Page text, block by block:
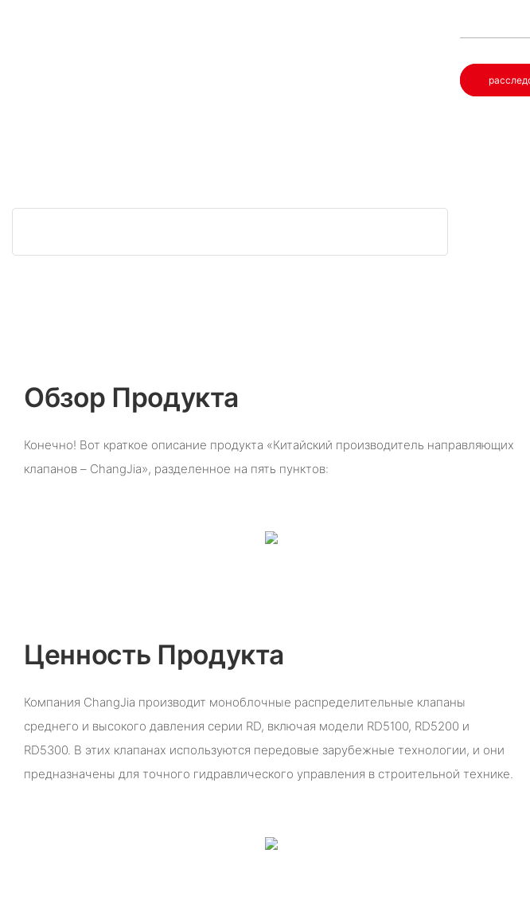
Обзор Продукта
Конечно! Вот краткое описание продукта «Китайский производитель направляющих
клапанов – ChangJia», разделенное на пять пунктов:
Ценность Продукта
Компания ChangJia производит моноблочные распределительные клапаны
среднего и высокого давления серии RD, включая модели RD5100, RD5200 и
RD5300. В этих клапанах используются передовые зарубежные технологии, и они
предназначены для точного гидравлического управления в строительной технике.